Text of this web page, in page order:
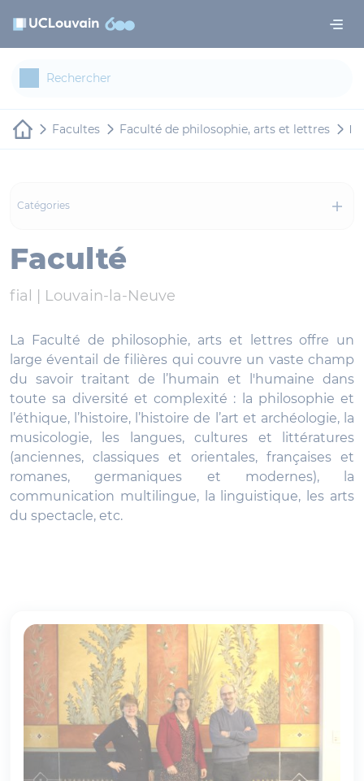
Facultes Faculté de philosophie, arts et lettres
Catégories
Faculté
fial | Louvain-la-Neuve
La Faculté de philosophie, arts et lettres offre un
large éventail de filières qui couvre un vaste champ
du savoir traitant de l’humain et l'humaine dans
toute sa diversité et complexité : la philosophie et
l’éthique, l’histoire, l’histoire de l’art et archéologie, la
musicologie, les langues, cultures et littératures
(anciennes, classiques et orientales, françaises et
romanes, germaniques et modernes), la
communication multilingue, la linguistique, les arts
du spectacle, etc.